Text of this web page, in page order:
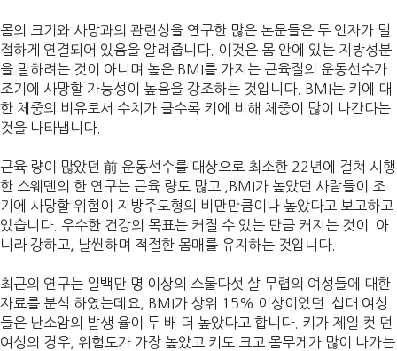
몸의 크기와 사망과의 관련성을 연구한 많은 논문들은 두 인자가 밀
접하게 연결되어 있음을 알려줍니다. 이것은 몸 안에 있는 지방성분
을 말하려는 것이 아니며 높은 BMI를 가지는 근육질의 운동선수가
조기에 사망할 가능성이 높음을 강조하는 것입니다. BMI는 키에 대
한 체중의 비유로서 수치가 클수록 키에 비해 체중이 많이 나간다는
것을 나타냅니다.
근육 량이 많았던 前 운동선수를 대상으로 최소한 22년에 걸쳐 시행
한 스웨덴의 한 연구는 근육 량도 많고 ,BMI가 높았던 사람들이 조
기에 사망할 위험이 지방주도형의 비만만큼이나 높았다고 보고하고
있습니다. 우수한 건강의 목표는 커질 수 있는 만큼 커지는 것이 아
니라 강하고, 날씬하며 적절한 몸매를 유지하는 것입니다.
최근의 연구는 일백만 명 이상의 스물다섯 살 무렵의 여성들에 대한
자료를 분석 하였는데요, BMI가 상위 15% 이상이었던 십대 여성
들은 난소암의 발생 율이 두 배 더 높았다고 합니다. 키가 제일 컷 던
여성의 경우, 위험도가 가장 높았고 키도 크고 몸무게가 많이 나가는